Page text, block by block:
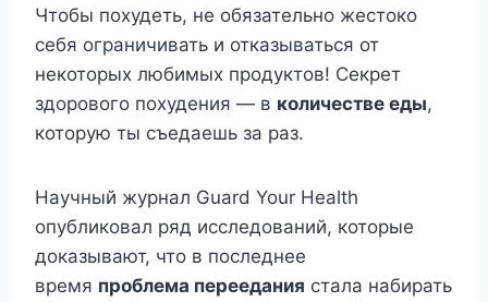
Чтобы похудеть, не обязательно жестоко
себя ограничивать и отказываться от
некоторых любимых продуктов! Секрет
здорового похудения — в количестве еды,
которую ты съедаешь за раз.
Научный журнал Guard Your Health
опубликовал ряд исследований, которые
доказывают, что в последнее
время проблема переедания стала набирать